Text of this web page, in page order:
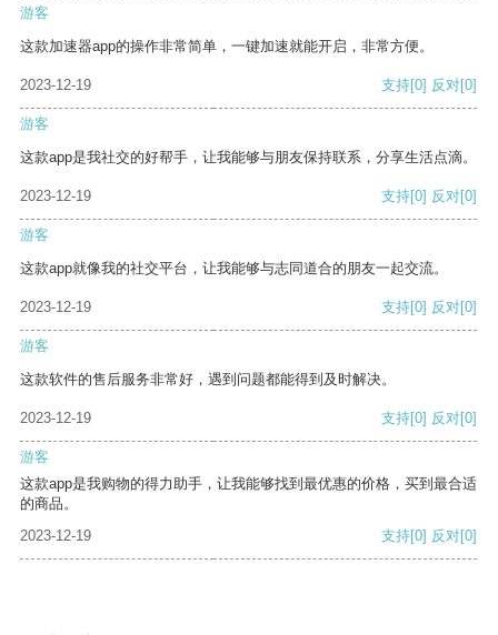
游客
这款加速器app的操作非常简单，一键加速就能开启，非常方便。
2023-12-19 支持[0] 反对[0]
游客
这款app是我社交的好帮手，让我能够与朋友保持联系，分享生活点滴。
2023-12-19 支持[0] 反对[0]
游客
这款app就像我的社交平台，让我能够与志同道合的朋友一起交流。
2023-12-19 支持[0] 反对[0]
游客
这款软件的售后服务非常好，遇到问题都能得到及时解决。
2023-12-19 支持[0] 反对[0]
游客
这款app是我购物的得力助手，让我能够找到最优惠的价格，买到最合适
的商品。
2023-12-19
支持[0] 反对[0]